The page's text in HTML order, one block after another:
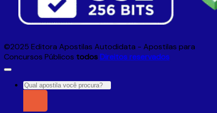
©2025 Editora Apostilas Autodidata - Apostilas para
Concursos Públicos todosDireitos reservados
Pesquisar